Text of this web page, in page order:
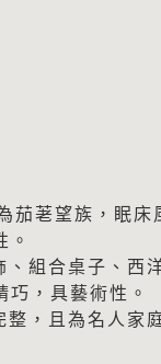
茄荖望族，眠床
。
組合桌子、西
巧，具藝術性。
，且為名人家